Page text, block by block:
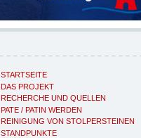
STARTSEITE
DAS PROJEKT
RECHERCHE UND QUELLEN
PATE / PATIN WERDEN
REINIGUNG VON STOLPERSTEINEN
STANDPUNKTE